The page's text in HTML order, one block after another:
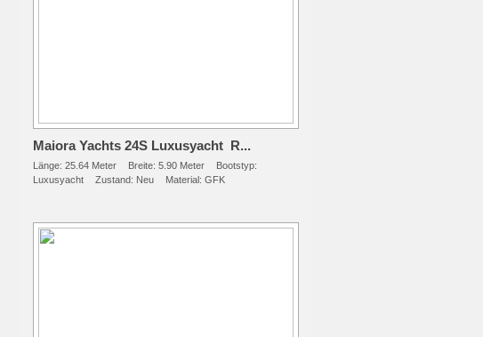
Maiora Yachts 24S Luxusyacht R...
Länge: 25.64 Meter Breite: 5.90 Meter
Bootstyp:
Luxusyacht
Zustand: Neu Material: GFK